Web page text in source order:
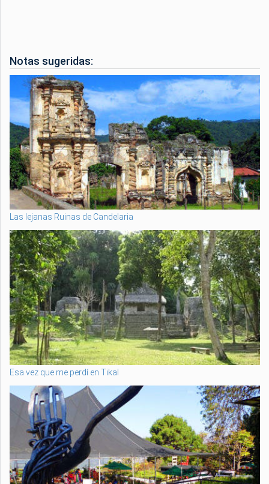
Notas sugeridas:
Las lejanas Ruinas de Candelaria
Esa vez que me perdí en Tikal